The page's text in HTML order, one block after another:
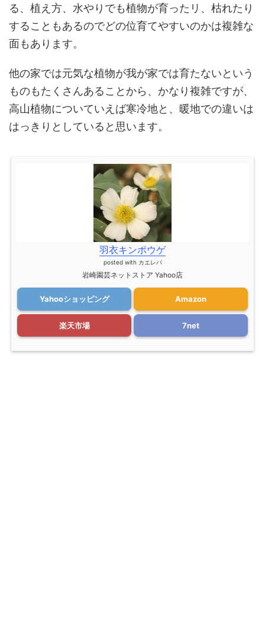
る、植え方、水やりでも植物が育ったリ、枯れたり
することもあるのでどの位育てやすいのかは複雑な
面もあります。
他の家では元気な植物が我が家では育たないという
ものもたくさんあることから、かなり複雑ですが、
高山植物についていえば寒冷地と、暖地での違いは
はっきりとしていると思います。
羽衣キンポウゲ
posted with カエレバ
岩崎園芸ネットストア Yahoo店
Yahooショッピング Amazon
楽天市場 7net